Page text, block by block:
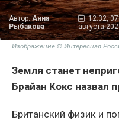
Автор:Анна
Рыбакова
12:32, 07
августа
Изображение © Интересная
Земля станет
Брайан Кокс назвал
Британский физик и